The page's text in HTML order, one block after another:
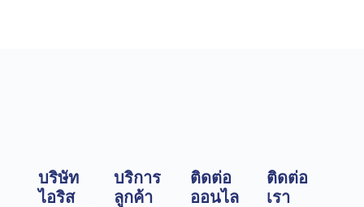
บริษัท
ไอริส
บริการ
ลูกค้า
ติดต่อ
ออนไล
ติดต่อ
เรา